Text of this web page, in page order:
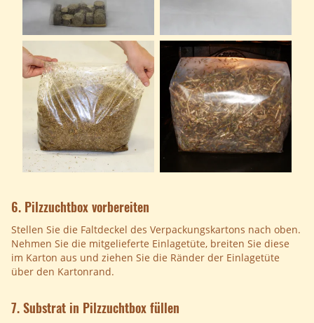
6. Pilzzuchtbox vorbereiten
Stellen Sie die Faltdeckel des Verpackungskartons nach oben.
Nehmen Sie die mitgelieferte Einlagetüte, breiten Sie diese
im Karton aus und ziehen Sie die Ränder der Einlagetüte
über den Kartonrand.
7. Substrat in Pilzzuchtbox füllen